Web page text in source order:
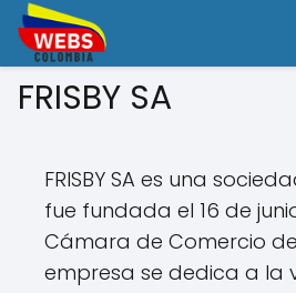
FRISBY SA
FRISBY SA es una
fue fundada el 16 de
Cámara de Comercio de
empresa se dedica a la